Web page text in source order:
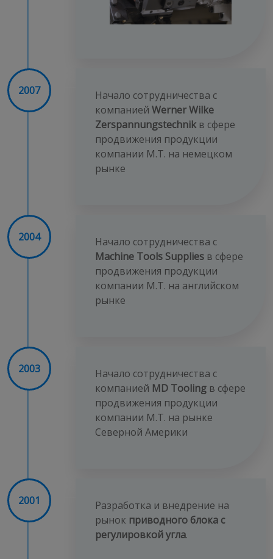
Начало сотрудничества с
компанией Werner Wilke
Zerspannungstechnikв сфере
продвижения продукции
компании M.T. на немецком
рынке
2007
Начало сотрудничества с
Machine Tools Supplies в сфере
продвижения продукции
компании M.T. на английском
рынке
2004
Начало сотрудничества с
компанией MD Tooling в сфере
продвижения продукции
компании M.T. на рынке
Северной Америки
2003
Разработка и внедрение на
рынок приводного блока с
регулировкой угла.
2001